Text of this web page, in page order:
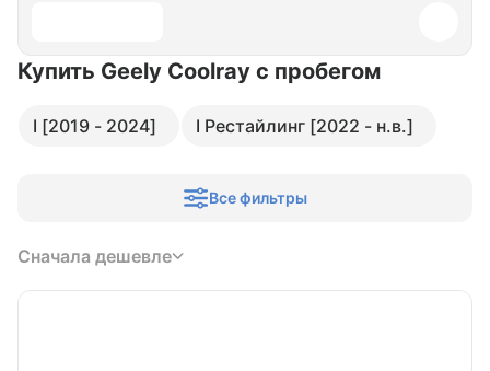
Купить Geely Coolray с пробегом
I [2019 - 2024] I Рестайлинг [2022 - н.в.]
Все фильтры
Сначала дешевле